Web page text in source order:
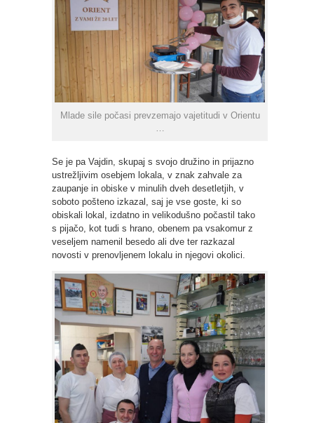
Mlade sile počasi prevzemajo vajetitudi v Orientu
Se je pa Vajdin, skupaj s svojo družino in prijazno
ustrežljivim osebjem lokala, v znak zahvale za
zaupanje in obiske v minulih dveh desetletjih, v
soboto pošteno izkazal, saj je vse goste, ki so
obiskali lokal, izdatno in velikodušno počastil tako
s pijačo, kot tudi s hrano, obenem pa vsakomur z
veseljem namenil besedo ali dve ter razkazal
novosti v prenovljenem lokalu in njegovi okolici.